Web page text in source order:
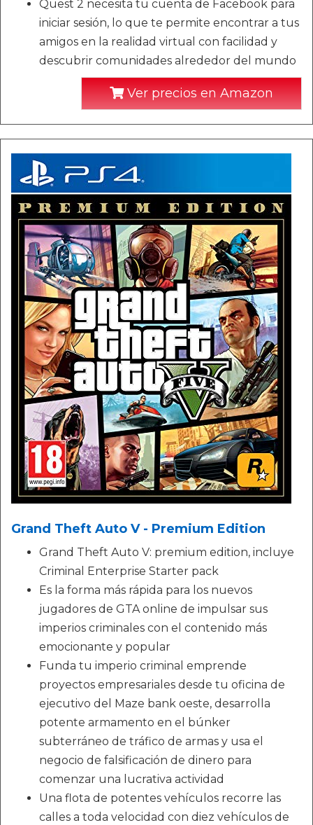
Quest 2 necesita tu cuenta de Facebook para
iniciar sesión, lo que te permite encontrar a tus
amigos en la realidad virtual con facilidad y
descubrir comunidades alrededor del mundo
Ver precios en Amazon
Grand Theft Auto V - Premium Edition
Grand Theft Auto V: premium edition, incluye
Criminal Enterprise Starter pack
Es la forma más rápida para los nuevos
jugadores de GTA online de impulsar sus
imperios criminales con el contenido más
emocionante y popular
Funda tu imperio criminal emprende
proyectos empresariales desde tu oficina de
ejecutivo del Maze bank oeste, desarrolla
potente armamento en el búnker
subterráneo de tráfico de armas y usa el
negocio de falsificación de dinero para
comenzar una lucrativa actividad
Una flota de potentes vehículos recorre las
calles a toda velocidad con diez vehículos de